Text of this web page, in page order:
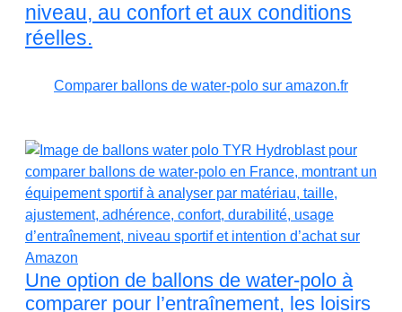
niveau, au confort et aux conditions
réelles.
Comparer ballons de water-polo sur amazon.fr
Une option de ballons de water-polo à
comparer pour l’entraînement, les loisirs